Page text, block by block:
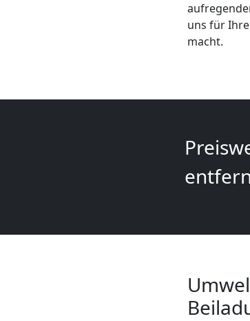
uns für
macht.
LKW
Leonding